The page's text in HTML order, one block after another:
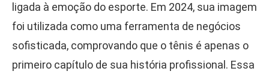
ligada à emoção do esporte. Em 2024, sua imagem
foi utilizada como uma ferramenta de negócios
sofisticada, comprovando que o tênis é apenas o
primeiro capítulo de sua história profissional. Essa